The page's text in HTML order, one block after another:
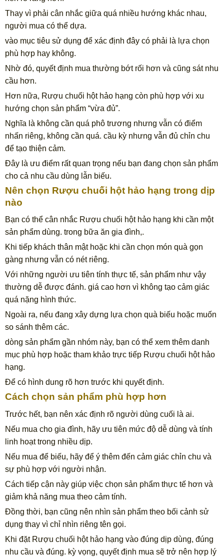
Thay vì phải cân nhắc giữa quá nhiều hướng khác nhau,
người mua có thể dựa.
vào mục tiêu sử dụng để xác định đây có phải là lựa chọn
phù hợp hay không.
Nhờ đó, quyết định mua thường bớt rối hơn và cũng sát nhu
cầu hơn.
Hơn nữa, Rượu chuối hột hảo hạng còn phù hợp với xu
hướng chọn sản phẩm “vừa đủ”.
Nghĩa là không cần quá phô trương nhưng vẫn có điểm
nhấn riêng, không cần quá. cầu kỳ nhưng vẫn đủ chỉn chu
để tạo thiện cảm.
Đây là ưu điểm rất quan trọng nếu bạn đang chọn sản phẩm
cho cả nhu cầu dùng lẫn biếu.
Nên chọn Rượu chuối hột hảo hạng trong dịp
nào
Bạn có thể cân nhắc Rượu chuối hột hảo hạng khi cần một
sản phẩm dùng. trong bữa ăn gia đình,.
Khi tiếp khách thân mật hoặc khi cần chọn món quà gọn
gàng nhưng vẫn có nét riêng.
Với những người ưu tiên tính thực tế, sản phẩm như vậy
thường dễ được đánh. giá cao hơn vì không tạo cảm giác
quá nặng hình thức.
Ngoài ra, nếu đang xây dựng lựa chọn quà biếu hoặc muốn
so sánh thêm các.
dòng sản phẩm gần nhóm này, bạn có thể xem thêm danh
mục phù hợp hoặc tham khảo trực tiếp Rượu chuối hột hảo
hạng.
Để có hình dung rõ hơn trước khi quyết định.
Cách chọn sản phẩm phù hợp hơn
Trước hết, bạn nên xác định rõ người dùng cuối là ai.
Nếu mua cho gia đình, hãy ưu tiên mức độ dễ dùng và tính
linh hoạt trong nhiều dịp.
Nếu mua để biếu, hãy để ý thêm đến cảm giác chỉn chu và
sự phù hợp với người nhận.
Cách tiếp cận này giúp việc chọn sản phẩm thực tế hơn và
giảm khả năng mua theo cảm tính.
Đồng thời, bạn cũng nên nhìn sản phẩm theo bối cảnh sử
dụng thay vì chỉ nhìn riêng tên gọi.
Khi đặt Rượu chuối hột hảo hạng vào đúng dịp dùng, đúng
nhu cầu và đúng. kỳ vọng, quyết định mua sẽ trở nên hợp lý